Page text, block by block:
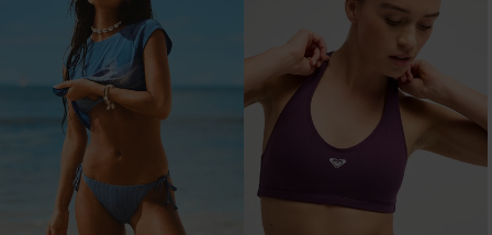
Wetsuits
Rashguards
neopreen
accessoires
Swim